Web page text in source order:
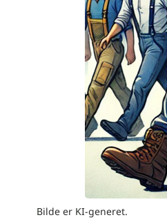
Bilde er KI-generet.